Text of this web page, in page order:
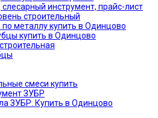
инструмент, прайс-лист
строительный
металлу купить в Одинцово
купить в Одинцово
смеси купить
ЗУБР
ЗУБР. Купить в Одинцово